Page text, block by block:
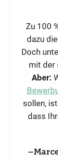
Zu 100
dazu
Doch
mit der
Aber:
sollen,
dass